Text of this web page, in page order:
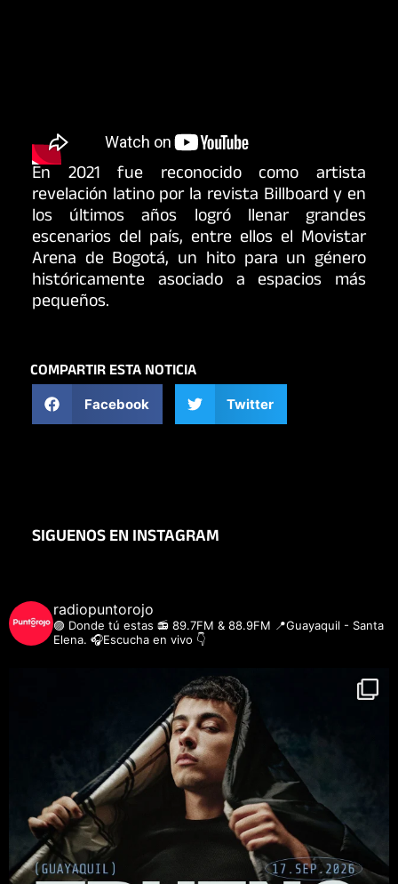
En 2021 fue reconocido como artista
revelación latino por la revista Billboard y en
los últimos años logró llenar grandes
escenarios del país, entre ellos el Movistar
Arena de Bogotá, un hito para un género
históricamente asociado a espacios más
pequeños.
COMPARTIR ESTA NOTICIA
Facebook Twitter
SIGUENOS EN INSTAGRAM
radiopuntorojo
🟣 Donde tú estas 📻 89.7FM & 88.9FM 📍Guayaquil - Santa
Elena. 🎧Escucha en vivo 👇